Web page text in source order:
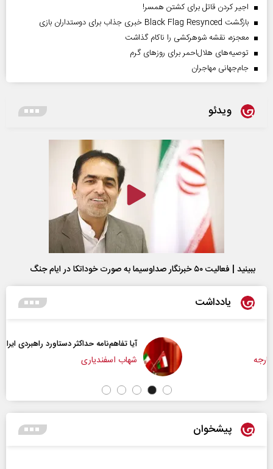
اجیر کردن قاتل برای کشتن همسر!
بازگشت Black Flag Resynced خبری جذاب برای دوستداران بازی
معجزه، نقشه شوهرکشی را ناکام گذاشت
توصیه‌های هلال‌احمر برای روز‌های گرم
جام‌جهانی مهاجران
ویدئو
ببینید | فعالیت ۵۰ خبرنگار صداوسیما به صورت خوداتکا در ایام جنگ
یادداشت
آیا تفاهم‌نامه حداکثر دستاورد راهبردی ایران بود؟
شهاب اسفندیاری
پیشخوان